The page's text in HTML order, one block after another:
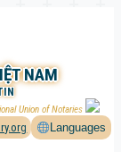
NAM
Union of Notaries
Languages